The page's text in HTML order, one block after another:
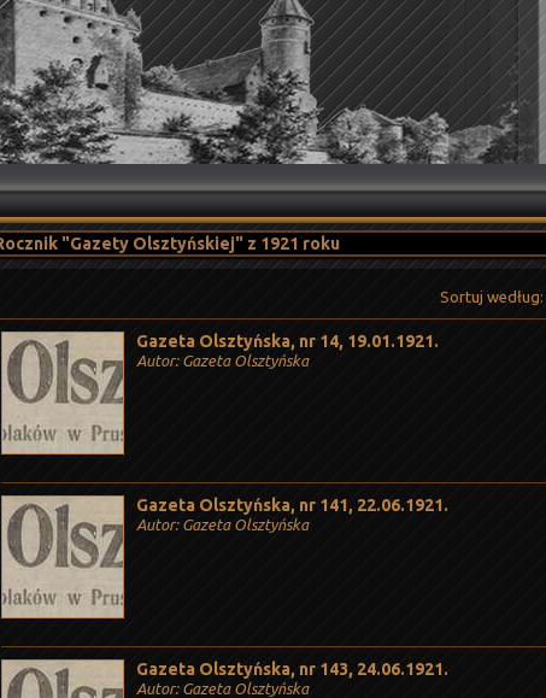
Sortuj
Gazeta Olsztyńska, nr 14, 19.01.1921.
Autor: Gazeta Olsztyńska
Gazeta Olsztyńska, nr 141, 22.06.1921.
Autor: Gazeta Olsztyńska
Gazeta Olsztyńska, nr 143, 24.06.1921.
Autor: Gazeta Olsztyńska